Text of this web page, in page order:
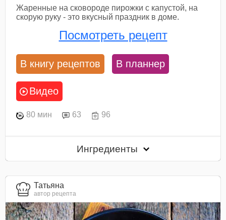
Жаренные на сковороде пирожки с капустой, на
скорую руку - это вкусный праздник в доме.
Посмотреть рецепт
В книгу рецептов В планнер
Видео
80 мин 63 96
Ингредиенты
Татьяна
автор рецепта